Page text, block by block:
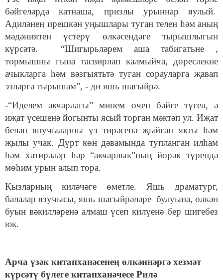
бәйгеләрдә катнаша, призлы урыннар яулый.
Адиләнең ирешкән уңышлары туган телен һәм аның
мәдәниятен үстерү өлкәсендәге тырышлыгын
күрсәтә. “Шигырьләрем аша табигатьне ,
тормышны гына тасвирлап калмыйча, дөреслекне
ачыкларга һәм вәзгыятьтә туган сорауларга җавап
эзләргә тырышам”, - ди яшь шагыйрә.
-“Иделем акчарлагы” минем өчен бәйге түгел, ә
иҗат үсешенә йогынты ясый торган мәктәп ул. Иҗат
белән янучыларны үз тирәсенә җыйган якты һәм
җылы учак. Дүрт көн дәвамында тупланган илһам
һәм хатирәләр һәр “акчарлык”ның йөрәк түрендә
мөһим урын алып тора.
Кызларның киләчәге өметле. Яшь драматург,
балалар язучысы, яшь шагыйрәләре булуына, өлкән
буын вәкилләренә алмаш үсеп килүенә бер шигебез
юк.
Арча үзәк китапханәсенең өлкәннәргә хезмәт
күрсәтү бүлеге китапханәчесе Рилә